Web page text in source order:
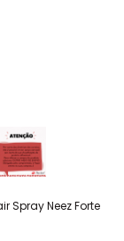
Spray Neez Forte